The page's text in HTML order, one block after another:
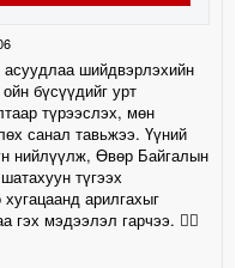
шийдвэрлэхийн
бүсүүдийг урт
түрээслэх, мөн
санал тавьжээ. Үүний
нийлүүлж, Өвөр Байгалын
түгээх
арилгахыг
гэх мэдээлэл гарчээ. 🤦‍♀️